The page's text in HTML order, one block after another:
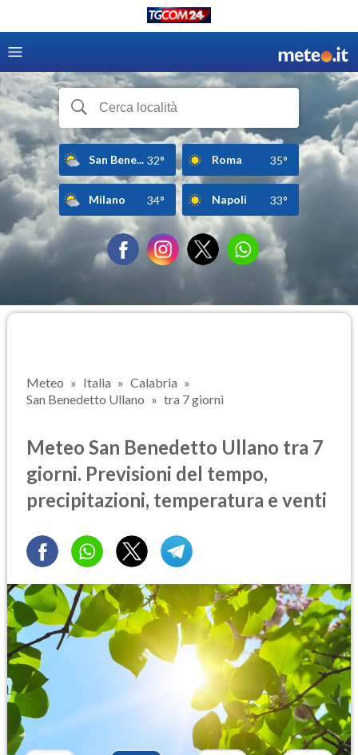
San Bene... 32° Roma 35°
Milano 34° Napoli 33°
Meteo Italia
Calabria
San Benedetto Ullano
tra 7 giorni
Meteo San Benedetto Ullano tra 7
giorni. Previsioni del tempo,
precipitazioni, temperatura e venti